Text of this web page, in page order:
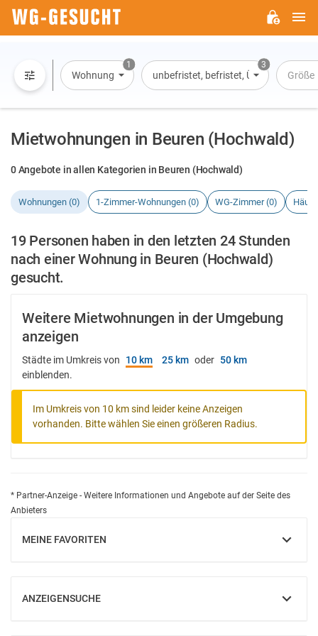
1
Wohnung
3
unbefristet, befristet, Übernachtung
Größe
Mietwohnungen in Beuren (Hochwald)
0 Angebote in allen Kategorien in Beuren (Hochwald)
Wohnungen (0) 1-Zimmer-Wohnungen (0) WG-Zimmer (0)
19 Personen haben in den letzten 24 Stunden
nach einer Wohnung in Beuren (Hochwald)
gesucht.
Weitere Mietwohnungen in der Umgebung
anzeigen
Städte im Umkreis von 10 km 25 km oder 50 km
einblenden.
Im Umkreis von 10 km sind leider keine Anzeigen
vorhanden. Bitte wählen Sie einen größeren Radius.
* Partner-Anzeige - Weitere Informationen und Angebote auf der Seite des
Anbieters
MEINE FAVORITEN
EINBLENDEN
ANZEIGENSUCHE
EINBLENDEN